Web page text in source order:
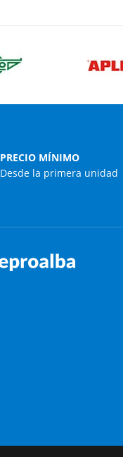
PRECIO MÍNIMO
Desde la primera unidad